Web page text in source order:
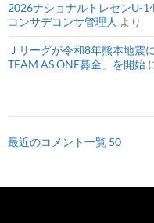
2026ナショナルトレセンU-
コンサデコンサ管理人 より
Ｊリーグが令和8年熊本地震
TEAM AS ONE募金」を開始
最近のコメント一覧 50